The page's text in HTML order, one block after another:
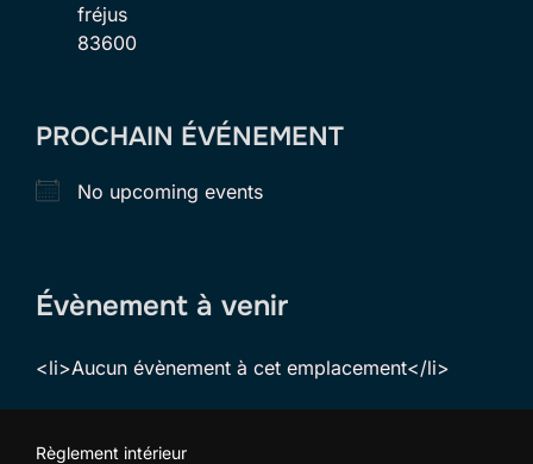
fréjus
83600
PROCHAIN ÉVÉNEMENT
No upcoming events
Évènement à venir
<li>Aucun évènement à cet emplacement</li>
Règlement intérieur